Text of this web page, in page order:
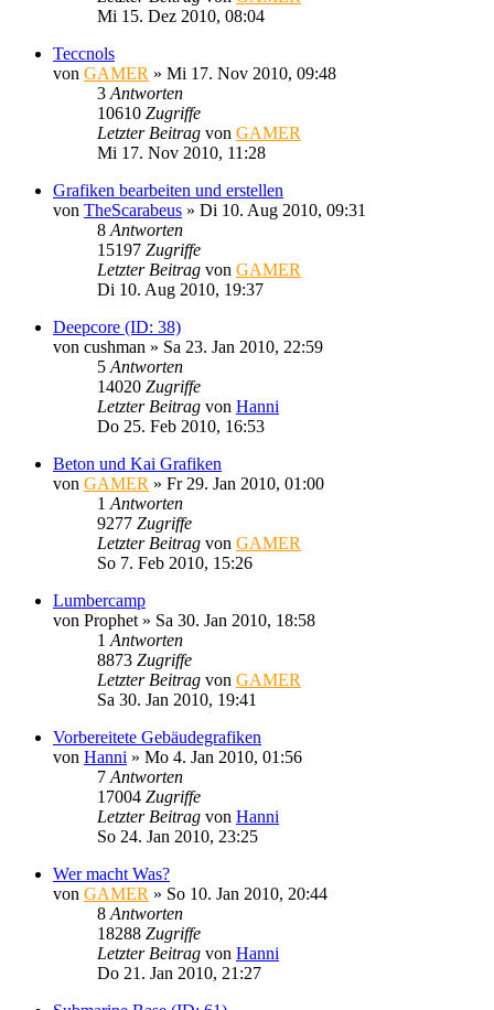
Mi 15. Dez 2010, 08:04
Teccnols
von GAMER » Mi 17. Nov 2010, 09:48
3 Antworten
10610 Zugriffe
Letzter Beitrag von GAMER
Mi 17. Nov 2010, 11:28
Grafiken bearbeiten und erstellen
von TheScarabeus » Di 10. Aug 2010, 09:31
8 Antworten
15197 Zugriffe
Letzter Beitrag von GAMER
Di 10. Aug 2010, 19:37
Deepcore (ID: 38)
von cushman » Sa 23. Jan 2010, 22:59
5 Antworten
14020 Zugriffe
Letzter Beitrag von Hanni
Do 25. Feb 2010, 16:53
Beton und Kai Grafiken
von GAMER » Fr 29. Jan 2010, 01:00
1 Antworten
9277 Zugriffe
Letzter Beitrag von GAMER
So 7. Feb 2010, 15:26
Lumbercamp
von Prophet » Sa 30. Jan 2010, 18:58
1 Antworten
8873 Zugriffe
Letzter Beitrag von GAMER
Sa 30. Jan 2010, 19:41
Vorbereitete Gebäudegrafiken
von Hanni » Mo 4. Jan 2010, 01:56
7 Antworten
17004 Zugriffe
Letzter Beitrag von Hanni
So 24. Jan 2010, 23:25
Wer macht Was?
von GAMER » So 10. Jan 2010, 20:44
8 Antworten
18288 Zugriffe
Letzter Beitrag von Hanni
Do 21. Jan 2010, 21:27